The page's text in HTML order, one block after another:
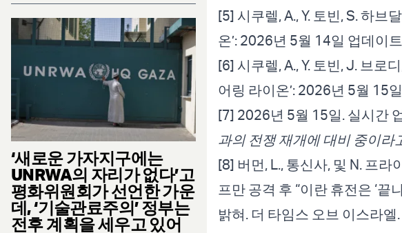
‘새로운 가자지구에는
UNRWA의 자리가 없다’고
평화위원회가 선언한 가운
데, ‘기술관료주의’ 정부는
전후 계획을 세우고 있어
[5] 시쿠렐, A., Y. 토빈, S. 하브
온’: 2026년 5월 14일 업데이
[6] 시쿠렐, A., Y. 토빈, J. 브로
어링 라이온’: 2026년 5월 15
[7] 2026년 5월 15일. 실시간
과의 전쟁 재개에 대비 중이라
[8] 버먼, L., 통신사, 및 N. 프
프만 공격 후 “이란 휴전은 ‘끝
밝혀. 더 타임스 오브 이스라엘.